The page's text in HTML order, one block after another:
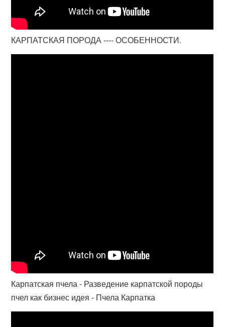
КАРПАТСКАЯ ПОРОДА ---- ОСОБЕННОСТИ.
Карпатская пчела - Разведение карпатской породы
пчел как бизнес идея - Пчела Карпатка